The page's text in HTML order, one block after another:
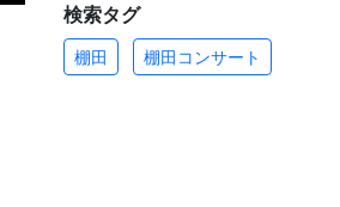
検索タグ
棚田 棚田コンサート